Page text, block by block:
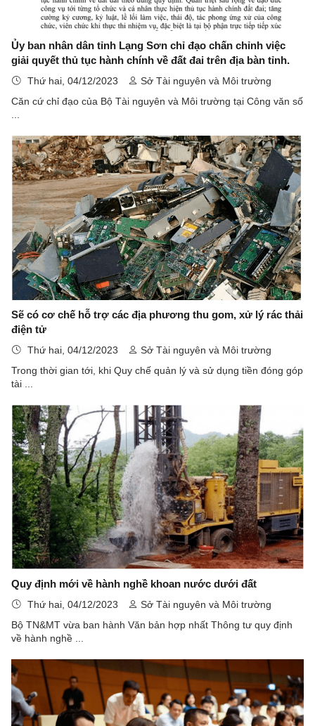
Ủy ban nhân dân tỉnh Lạng Sơn chỉ đạo chấn chỉnh việc
giải quyết thủ tục hành chính về đất đai trên địa bàn tỉnh.
Thứ hai, 04/12/2023
Sở Tài nguyên và Môi trường
Căn cứ chỉ đạo của Bộ Tài nguyên và Môi trường tại Công văn số
Sẽ có cơ chế hỗ trợ các địa phương thu gom, xử lý rác thải
điện tử
Thứ hai, 04/12/2023
Sở Tài nguyên và Môi trường
Trong thời gian tới, khi Quy chế quản lý và sử dụng tiền đóng góp
tài ...
Quy định mới về hành nghề khoan nước dưới đất
Thứ hai, 04/12/2023
Sở Tài nguyên và Môi trường
Bộ TN&MT vừa ban hành Văn bản hợp nhất Thông tư quy định
về hành nghề ...